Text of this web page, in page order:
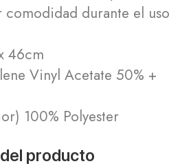
durante el uso
46cm
Vinyl Acetate 50% +
100% Polyester
producto